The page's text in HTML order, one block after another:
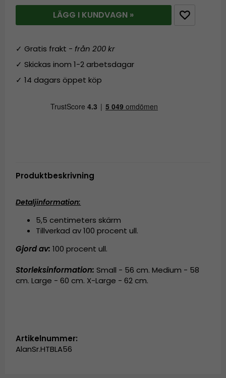
LÄGG I KUNDVAGN »
✓ Gratis frakt -från 200 kr
✓ Skickas inom 1-2 arbetsdagar
✓ 14 dagars öppet köp
Produktbeskrivning
Detaljinformation:
5,5 centimeters skärm
Tillverkad av 100 procent ull.
Gjord av: 100 procent ull.
Storleksinformation: Small - 56 cm. Medium - 58
cm. Large - 60 cm. X-Large - 62 cm.
Artikelnummer:
AlanSr.HTBLA56